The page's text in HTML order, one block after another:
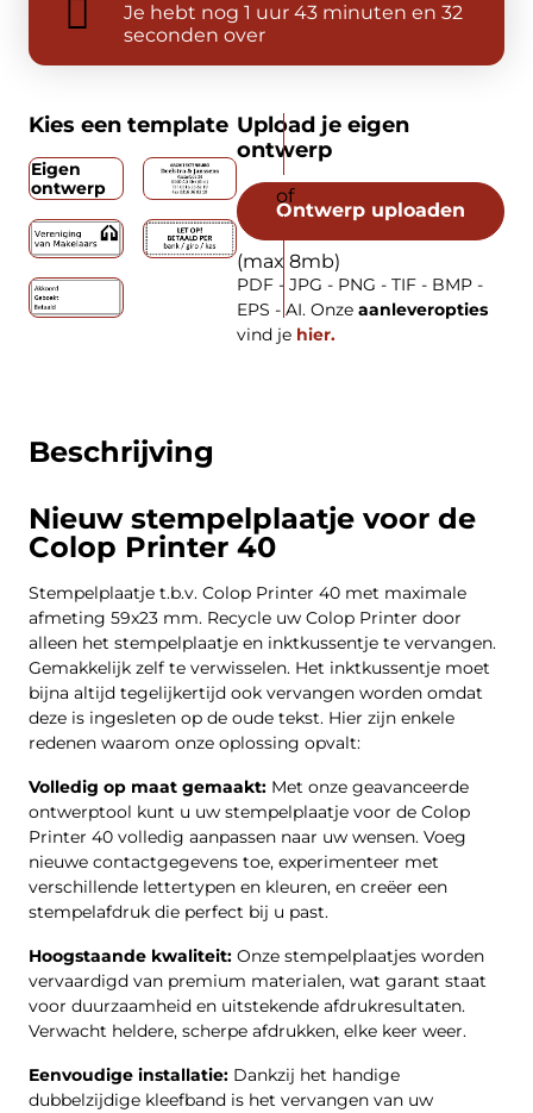
Beschrijving
Nieuw stempelplaatje voor de
Colop Printer 40
Stempelplaatje t.b.v. Colop Printer 40 met maximale
afmeting 59x23 mm. Recycle uw Colop Printer door
alleen het stempelplaatje en inktkussentje te vervangen.
Gemakkelijk zelf te verwisselen. Het inktkussentje moet
bijna altijd tegelijkertijd ook vervangen worden omdat
deze is ingesleten op de oude tekst. Hier zijn enkele
redenen waarom onze oplossing opvalt:
Volledig op maat gemaakt: Met onze geavanceerde
ontwerptool kunt u uw stempelplaatje voor de Colop
Printer 40 volledig aanpassen naar uw wensen. Voeg
nieuwe contactgegevens toe, experimenteer met
verschillende lettertypen en kleuren, en creëer een
stempelafdruk die perfect bij u past.
Hoogstaande kwaliteit: Onze stempelplaatjes worden
vervaardigd van premium materialen, wat garant staat
voor duurzaamheid en uitstekende afdrukresultaten.
Verwacht heldere, scherpe afdrukken, elke keer weer.
Eenvoudige installatie: Dankzij het handige
dubbelzijdige kleefband is het vervangen van uw
Je hebt nog 1 uur 43 minuten en 32
seconden over
Kies een template
Eigen
ontwerp
Upload je eigen
ontwerp
Ontwerp uploaden
(max 8mb)
PDF - JPG - PNG - TIF - BMP -
EPS - AI. Onze aanleveropties
vind je hier.